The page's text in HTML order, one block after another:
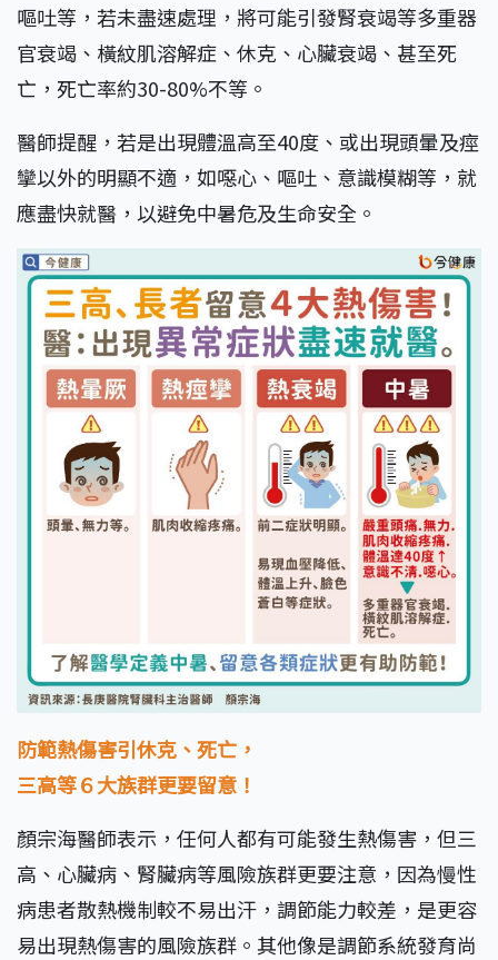
嘔吐等，若未盡速處理，將可能引發腎衰竭等多重器
官衰竭、橫紋肌溶解症、休克、心臟衰竭、甚至死
亡，死亡率約30-80%不等。
醫師提醒，若是出現體溫高至40度、或出現頭暈及痙
攣以外的明顯不適，如噁心、嘔吐、意識模糊等，就
應盡快就醫，以避免中暑危及生命安全。
防範熱傷害引休克、死亡，
三高等６大族群更要留意！
顏宗海醫師表示，任何人都有可能發生熱傷害，但三
高、心臟病、腎臟病等風險族群更要注意，因為慢性
病患者散熱機制較不易出汗，調節能力較差，是更容
易出現熱傷害的風險族群。其他像是調節系統發育尚